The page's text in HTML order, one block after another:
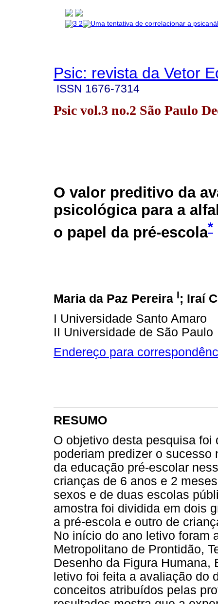
Psic: revista da Vetor
ISSN 1676-7314
Psic vol.3 no.2 São Paulo
O valor preditivo da
psicológica para a
o papel da pré-escola*
Maria da Paz Pereira I; Iraí
I Universidade Santo Amaro
II Universidade de São Paulo
Endereço para
RESUMO
O objetivo desta pesquisa foi
poderiam predizer o
da educação pré-escolar
crianças de 6 anos e 2
sexos e de duas escolas
amostra foi dividida em dois
a pré-escola e outro de
No início do ano letivo foram
Metropolitano de Prontidão,
Desenho da Figura Humana,
letivo foi feita a avaliação do
conceitos atribuídos pelas